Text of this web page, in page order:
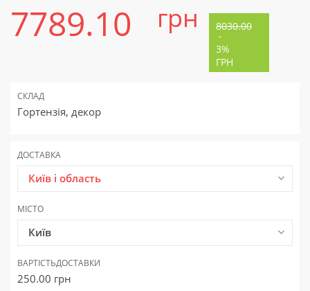
7789.10 грн 8030.00
-
3%
ГРН
СКЛАД
Гортензія, декор
ДОСТАВКА
Київ і область
МІСТО
Київ
ВАРТІСТЬДОСТАВКИ
250.00 грн